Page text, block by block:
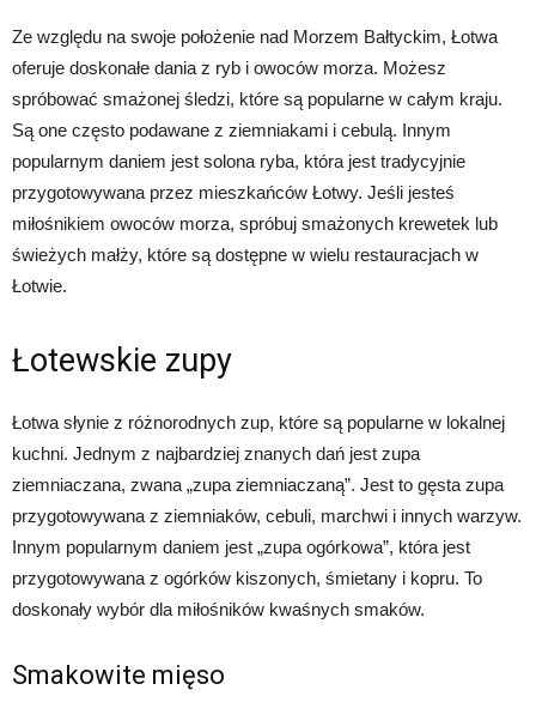
Ze względu na swoje położenie nad Morzem Bałtyckim, Łotwa
oferuje doskonałe dania z ryb i owoców morza. Możesz
spróbować smażonej śledzi, które są popularne w całym kraju.
Są one często podawane z ziemniakami i cebulą. Innym
popularnym daniem jest solona ryba, która jest tradycyjnie
przygotowywana przez mieszkańców Łotwy. Jeśli jesteś
miłośnikiem owoców morza, spróbuj smażonych krewetek lub
świeżych małży, które są dostępne w wielu restauracjach w
Łotwie.
Łotewskie zupy
Łotwa słynie z różnorodnych zup, które są popularne w lokalnej
kuchni. Jednym z najbardziej znanych dań jest zupa
ziemniaczana, zwana „zupa ziemniaczaną”. Jest to gęsta zupa
przygotowywana z ziemniaków, cebuli, marchwi i innych warzyw.
Innym popularnym daniem jest „zupa ogórkowa”, która jest
przygotowywana z ogórków kiszonych, śmietany i kopru. To
doskonały wybór dla miłośników kwaśnych smaków.
Smakowite mięso